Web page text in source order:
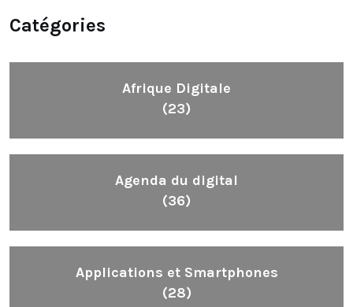
Catégories
Afrique Digitale
(23)
Agenda du digital
(36)
Applications et Smartphones
(28)